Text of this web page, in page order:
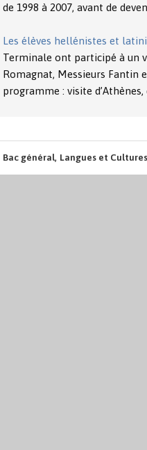
de 1998 à 2007, avant de
Les élèves hellénistes et
Terminale ont participé à un
Romagnat, Messieurs Fantin
programme : visite d’Athènes,
Bac général, Langues et